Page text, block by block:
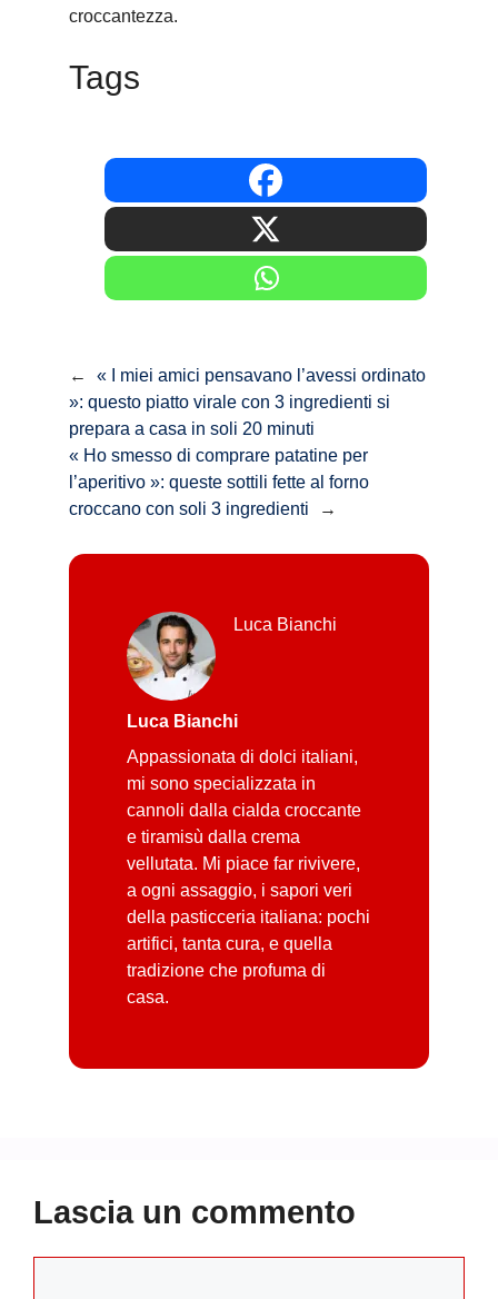
croccantezza.
Tags
←
« I miei amici pensavano l’avessi ordinato
»: questo piatto virale con 3 ingredienti si
prepara a casa in soli 20 minuti
« Ho smesso di comprare patatine per
l’aperitivo »: queste sottili fette al forno
croccano con soli 3 ingredienti
→
Luca Bianchi
Luca Bianchi
Appassionata di dolci italiani,
mi sono specializzata in
cannoli dalla cialda croccante
e tiramisù dalla crema
vellutata. Mi piace far rivivere,
a ogni assaggio, i sapori veri
della pasticceria italiana: pochi
artifici, tanta cura, e quella
tradizione che profuma di
casa.
Lascia un commento